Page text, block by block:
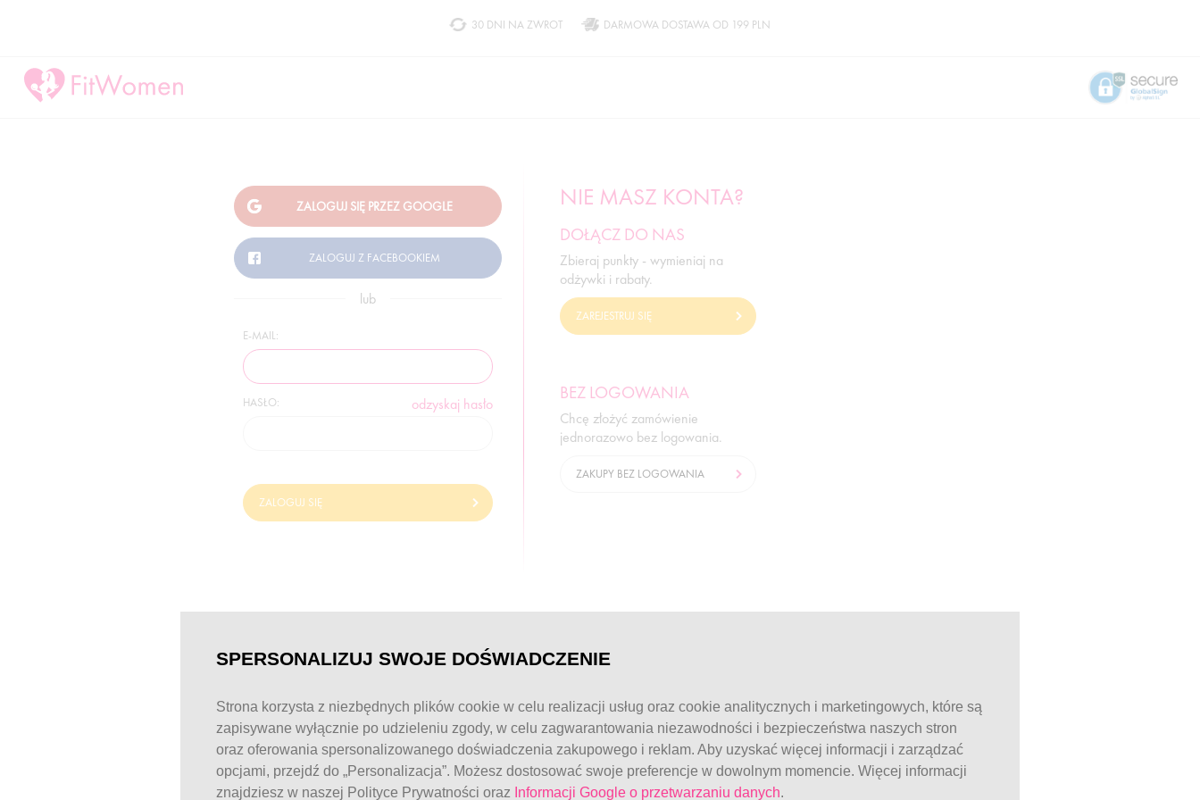
30 DNI NA ZWROT DARMOWA DOSTAWA OD 199 PLN
lub
E-MAIL:
HASŁO: odzyskaj hasło
ZALOGUJ SIĘ
NIE MASZ KONTA?
DOŁĄCZ DO NAS
Zbieraj punkty - wymieniaj na
odżywki i rabaty.
ZAREJESTRUJ SIĘ
BEZ LOGOWANIA
Chcę złożyć zamówienie
jednorazowo bez logowania.
ZAKUPY BEZ LOGOWANIA
© FitWomen 2026
SPERSONALIZUJ SWOJE DOŚWIADCZENIE
Strona korzysta z niezbędnych plików cookie w celu realizacji usług oraz cookie analitycznych i marketingowych, które są
zapisywane wyłącznie po udzieleniu zgody, w celu zagwarantowania niezawodności i bezpieczeństwa naszych stron
oraz oferowania spersonalizowanego doświadczenia zakupowego i reklam. Aby uzyskać więcej informacji i zarządzać
opcjami, przejdź do „Personalizacja”. Możesz dostosować swoje preferencje w dowolnym momencie. Więcej informacji
znajdziesz w naszej Polityce Prywatności oraz Informacji Google o przetwarzaniu danych.